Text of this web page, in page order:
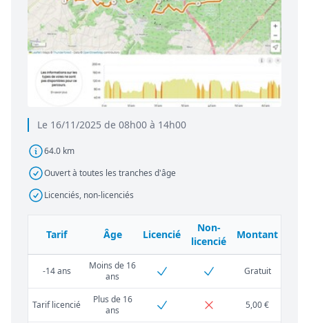
Le 16/11/2025 de 08h00 à 14h00
64.0 km
Ouvert à toutes les tranches d'âge
Licenciés, non-licenciés
Tarif Âge Licencié
Non-
licencié
Montant
-14 ans
Moins de 16
ans
Gratuit
Tarif licencié
Plus de 16
ans
5,00 €